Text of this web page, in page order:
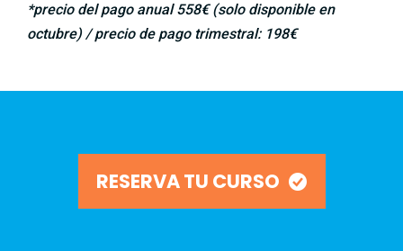
*precio del pago anual 558€ (solo disponible en
octubre) / precio de pago trimestral: 198€
RESERVA TU CURSO